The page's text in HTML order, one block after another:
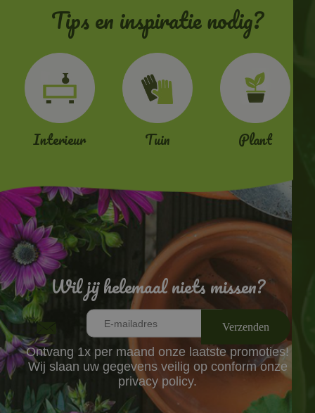
Tips en inspiratie nodig?
Interieur Tuin Plant
Wil jij helemaal niets missen?
Ontvang 1x per maand onze laatste promoties!
Wij slaan uw gegevens veilig op conform onze
privacy policy.